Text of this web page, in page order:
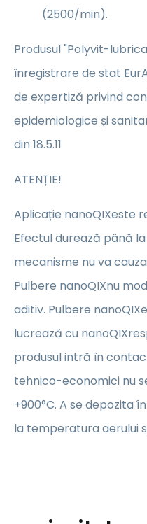
(2500/min).
Produsul "Polyvit-
înregistrare de stat
de expertiză privind
epidemiologice și
din 18.5.11
ATENȚIE!
Aplicație nanoQIXeste
Efectul durează până
mecanisme nu va
Pulbere nanoQIXnu
aditiv. Pulbere nanoQIX
lucrează cu nanoQIX
produsul intră în
tehnico-economici nu
+900°C. A se depozita
la temperatura aerului